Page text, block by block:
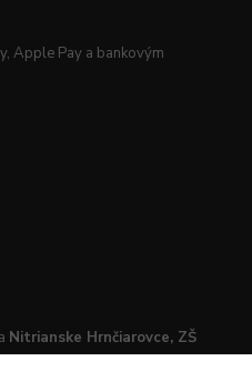
Apple Pay a bankovým
Nitrianske Hrnčiarovce, ZŠ